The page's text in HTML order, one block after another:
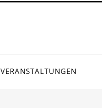
VERANSTALTUNGEN